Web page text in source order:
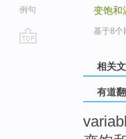
例句
变饱和
基于8个
相关
有道